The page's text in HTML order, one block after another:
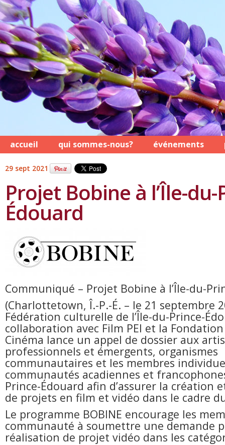
accueil qui sommes-nous? événements
29 sept 2021
Projet Bobine à l’Île-du-
Édouard
Communiqué – Projet Bobine à l’Île-du-
(Charlottetown, Î.-P.-É. – le 21 septembre
Fédération culturelle de l’Île-du-Prince-
collaboration avec Film PEI et la
Cinéma lance un appel de dossier aux
professionnels et émergents, organismes
communautaires et les membres
communautés acadiennes et
Prince-Édouard afin d’assurer la création
de projets en film et vidéo dans le cadre
Le programme BOBINE encourage les
communauté à soumettre une demande
réalisation de projet vidéo dans les